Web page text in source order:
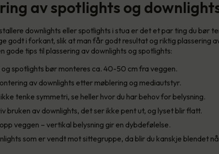
av spotlights og
downlights eller spotlights i stua er det et par ting du bør
godt i forkant, slik at man får godt resultat og riktig plassering
gode tips til plassering av downlights og spotlights:
og spotlights bør monteres ca. 40-50 cm fra veggen.
av downlights etter møblering og mediautstyr.
tenke symmetri, se heller hvor du har behov for belysning.
bruken av downlights, det ser ikke pent ut, og lyset blir flatt.
veggen – vertikal belysning gir en dybdefølelse.
som er vendt mot sittegruppe, da blir du kanskje blendet